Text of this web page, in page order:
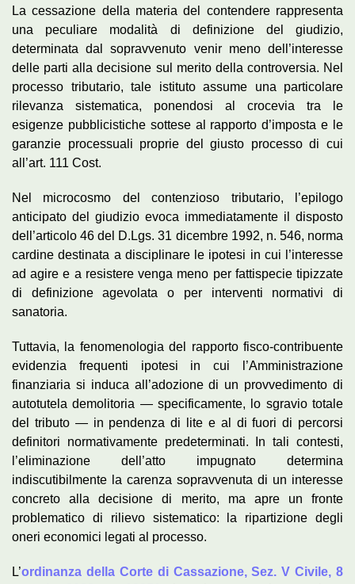
La cessazione della materia del contendere rappresenta
una peculiare modalità di definizione del giudizio,
determinata dal sopravvenuto venir meno dell’interesse
delle parti alla decisione sul merito della controversia. Nel
processo tributario, tale istituto assume una particolare
rilevanza sistematica, ponendosi al crocevia tra le
esigenze pubblicistiche sottese al rapporto d’imposta e le
garanzie processuali proprie del giusto processo di cui
all’art. 111 Cost.
Nel microcosmo del contenzioso tributario, l’epilogo
anticipato del giudizio evoca immediatamente il disposto
dell’articolo 46 del D.Lgs. 31 dicembre 1992, n. 546, norma
cardine destinata a disciplinare le ipotesi in cui l’interesse
ad agire e a resistere venga meno per fattispecie tipizzate
di definizione agevolata o per interventi normativi di
sanatoria.
Tuttavia, la fenomenologia del rapporto fisco-contribuente
evidenzia frequenti ipotesi in cui l’Amministrazione
finanziaria si induca all’adozione di un provvedimento di
autotutela demolitoria — specificamente, lo sgravio totale
del tributo — in pendenza di lite e al di fuori di percorsi
definitori normativamente predeterminati. In tali contesti,
l’eliminazione dell’atto impugnato determina
indiscutibilmente la carenza sopravvenuta di un interesse
concreto alla decisione di merito, ma apre un fronte
problematico di rilievo sistematico: la ripartizione degli
oneri economici legati al processo.
L’ordinanza della Corte di Cassazione, Sez. V Civile, 8